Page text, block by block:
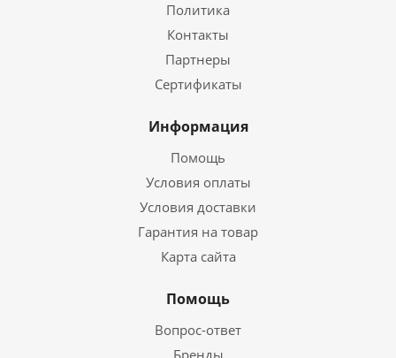
Политика
Контакты
Партнеры
Сертификаты
Информация
Помощь
Условия оплаты
Условия доставки
Гарантия на товар
Карта сайта
Помощь
Вопрос-ответ
Бренды